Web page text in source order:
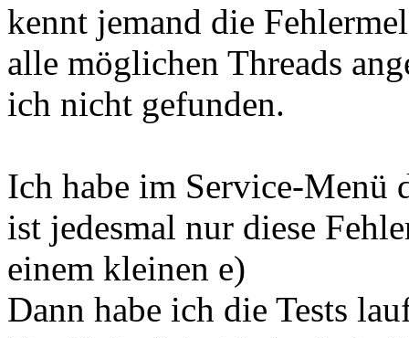
kennt jemand die
alle möglichen Threads
ich nicht gefunden.
Ich habe im Service-Menü
ist jedesmal nur diese
einem kleinen e)
Dann habe ich die Tests